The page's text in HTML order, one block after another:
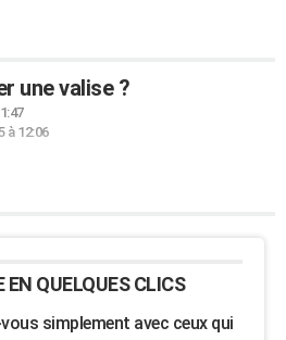
une valise ?
à 12:06
QUELQUES CLICS
simplement avec ceux qui